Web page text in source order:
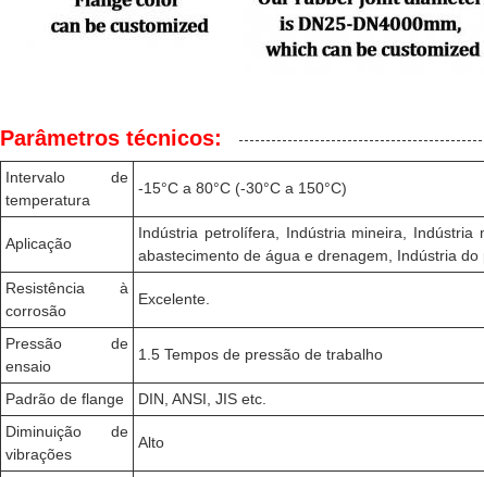
Parâmetros técnicos:
Intervalo de
temperatura
-15°C a 80°C (-30°C a 150°C)
Aplicação
Indústria petrolífera, Indústria mineira,
abastecimento de água e drenagem, Indústria do
Resistência à
corrosão
Excelente.
Pressão de
ensaio
1.5 Tempos de pressão de trabalho
Padrão de flange
DIN, ANSI, JIS etc.
Diminuição de
vibrações
Alto